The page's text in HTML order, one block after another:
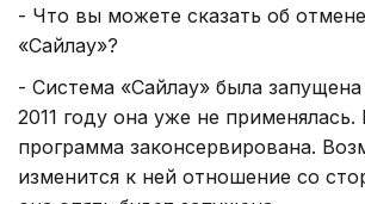
- Что вы можете сказать об
«Сайлау»?
- Система «Сайлау» была
2011 году она уже не применялась.
программа законсервирована.
изменится к ней отношение со